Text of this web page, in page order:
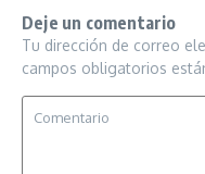
Deje un comentario
Tu dirección de correo
campos obligatorios